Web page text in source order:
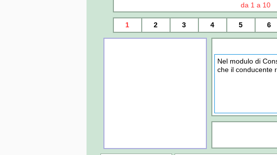
da 1 a 10
1 2 3 4 5 6
Nel modulo di
che il conducente